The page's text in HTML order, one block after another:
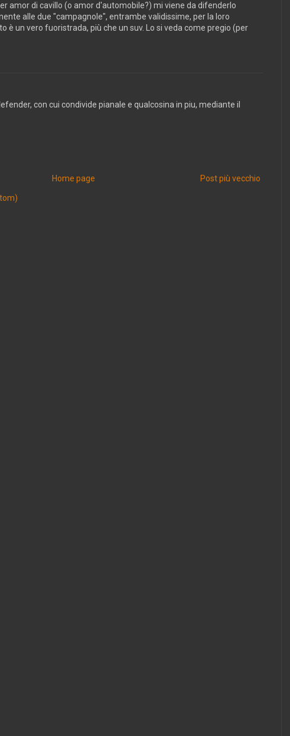
amor di cavillo (o amor d'automobile?) mi viene da difenderlo
alle due "campagnole", entrambe validissime, per la loro
è un vero fuoristrada, più che un suv. Lo si veda come pregio (per
con cui condivide pianale e qualcosina in piu, mediante il
Post più vecchio
Home page